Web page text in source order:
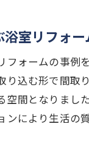
住まい
リフォ
間取り
デザイ
室リフォー
フォームの事例
り込む形で間取
空間となりまし
ンにより生活の